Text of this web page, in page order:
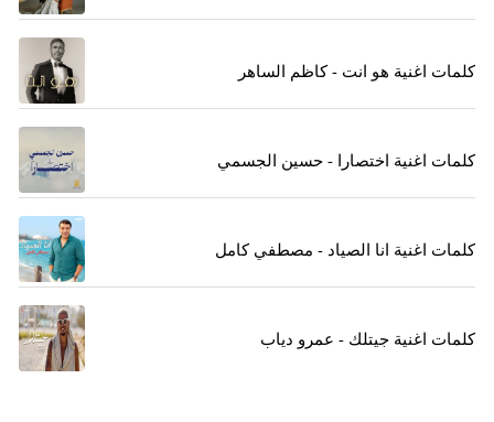
كلمات اغنية هو انت - كاظم الساهر
كلمات اغنية اختصارا - حسين الجسمي
كلمات اغنية انا الصياد - مصطفي كامل
كلمات اغنية جيتلك - عمرو دياب